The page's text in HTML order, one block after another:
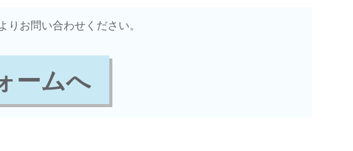
お問い合わせください。
ームへ